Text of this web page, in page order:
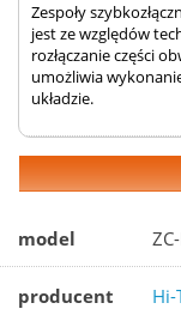
Zespoły
jest ze względów
rozłączanie części
umożliwia
układzie.
model
producent Hi-